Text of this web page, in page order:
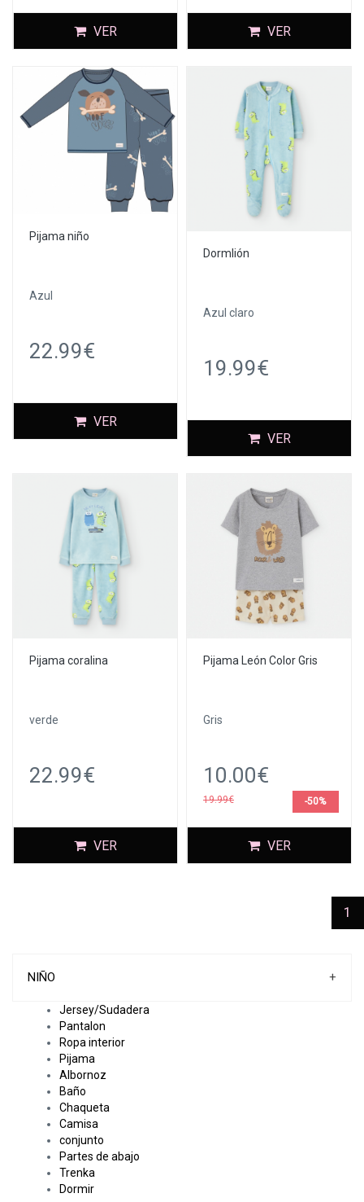
VER VER
Pijama niño
Azul
22.99€
VER
Dormlión
Azul claro
19.99€
VER
Pijama coralina
verde
22.99€
VER
Pijama León Color Gris
Gris
10.00€
19.99€ -50%
VER
1
NIÑO +
Jersey/Sudadera
Pantalon
Ropa interior
Pijama
Albornoz
Baño
Chaqueta
Camisa
conjunto
Partes de abajo
Trenka
Dormir